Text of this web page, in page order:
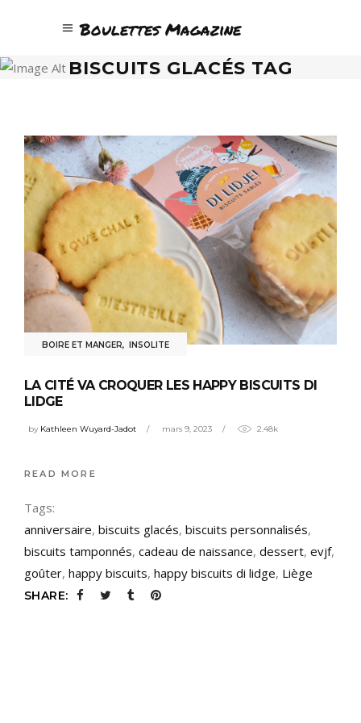
Boulettes Magazine
BISCUITS GLACÉS TAG
BOIRE ET MANGER, INSOLITE
LA CITÉ VA CROQUER LES HAPPY BISCUITS DI
LIDGE
by Kathleen Wuyard-Jadot mars 9, 2023 2.48k
READ MORE
Tags:
anniversaire, biscuits glacés, biscuits personnalisés,
biscuits tamponnés, cadeau de naissance, dessert, evjf,
goûter, happy biscuits, happy biscuits di lidge, Liège
SHARE: